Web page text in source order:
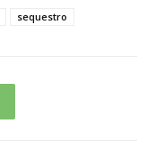
sequestro